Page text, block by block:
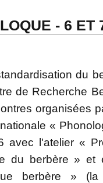
- 6 ET
du
de Recherche
organisées
«
avec l'atelier «
du berbère » et
berbère » (la